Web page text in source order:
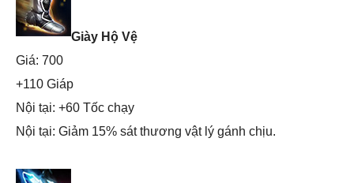
Giày Hộ Vệ
Giá: 700
+110 Giáp
Nội tại: +60 Tốc chạy
Nội tại: Giảm 15% sát thương vật lý gánh chịu.